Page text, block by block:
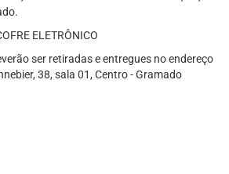
ELETRÔNICO
ser retiradas e entregues no endereço
38, sala 01, Centro - Gramado